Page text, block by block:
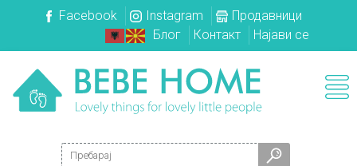
Facebook Instagram
Продавници
Блог
Контакт Најави се
Search for: